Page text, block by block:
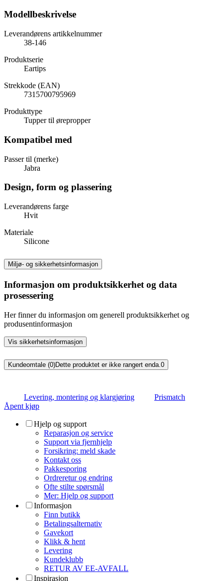
Modellbeskrivelse
Leverandørens artikkelnummer
38-146
Produktserie
Eartips
Strekkode (EAN)
7315700795969
Produkttype
Tupper til ørepropper
Kompatibel med
Passer til (merke)
Jabra
Design, form og plassering
Leverandørens farge
Hvit
Materiale
Silicone
Miljø- og sikkerhetsinformasjon
Informasjon om produktsikkerhet og data
prosessering
Her finner du informasjon om generell produktsikkerhet og
produsentinformasjon
Vis sikkerhetsinformasjon
Kundeomtale (0)Dette produktet er ikke rangert enda.0
Levering, montering og klargjøring
Prismatch
Åpent kjøp
Hjelp og support
Reparasjon og service
Support via fjernhjelp
Forsikring: meld skade
Kontakt oss
Pakkesporing
Ordreretur og endring
Ofte stilte spørsmål
Mer: Hjelp og support
Informasjon
Finn butikk
Betalingsalternativ
Gavekort
Klikk & hent
Levering
Kundeklubb
RETUR AV EE-AVFALL
Inspirasjon